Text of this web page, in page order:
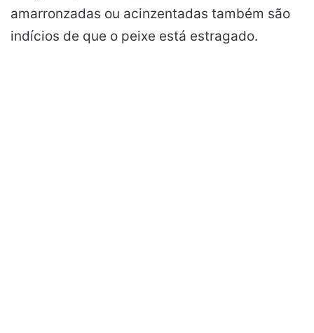
amarronzadas ou acinzentadas também são
indícios de que o peixe está estragado.